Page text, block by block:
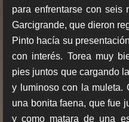
para enfrentarse con seis
Garcigrande, que dieron
Pinto hacía su
con interés. Torea muy
pies juntos que cargando
y luminoso con la muleta.
una bonita faena, que fue
y como matara de una